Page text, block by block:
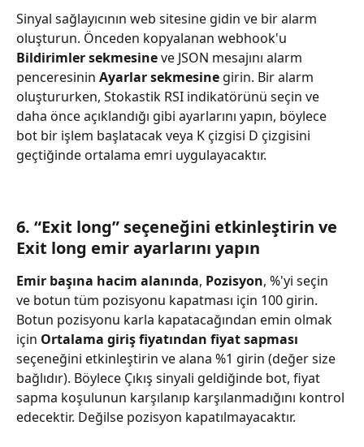
Sinyal sağlayıcının web sitesine gidin ve bir alarm
oluşturun. Önceden kopyalanan webhook'u
Bildirimler sekmesine ve JSON mesajını alarm
penceresinin Ayarlar sekmesine girin. Bir alarm
oluştururken, Stokastik RSI indikatörünü seçin ve
daha önce açıklandığı gibi ayarlarını yapın, böylece
bot bir işlem başlatacak veya K çizgisi D çizgisini
geçtiğinde ortalama emri uygulayacaktır.
6. “Exit long” seçeneğini etkinleştirin ve
Exit long emir ayarlarını yapın
Emir başına hacim alanında, Pozisyon, %'yi seçin
ve botun tüm pozisyonu kapatması için 100 girin.
Botun pozisyonu karla kapatacağından emin olmak
için Ortalama giriş fiyatından fiyat sapması
seçeneğini etkinleştirin ve alana %1 girin (değer size
bağlıdır). Böylece Çıkış sinyali geldiğinde bot, fiyat
sapma koşulunun karşılanıp karşılanmadığını kontrol
edecektir. Değilse pozisyon kapatılmayacaktır.